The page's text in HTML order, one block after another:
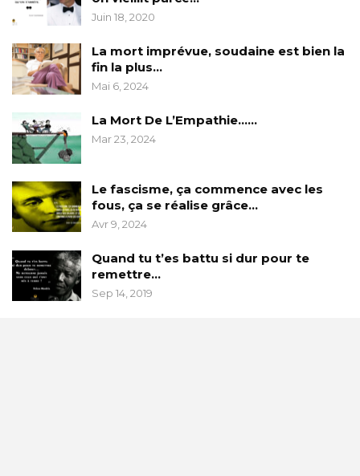
Juin 18, 2020
La mort imprévue, soudaine est bien la
fin la plus…
Mai 6, 2024
La Mort De L’Empathie……
Mar 23, 2024
Le fascisme, ça commence avec les
fous, ça se réalise grâce…
Avr 9, 2024
Quand tu t’es battu si dur pour te
remettre…
Sep 14, 2019